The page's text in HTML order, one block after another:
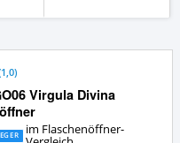
Virgula Divina
1,0)
im Flaschenöffner-